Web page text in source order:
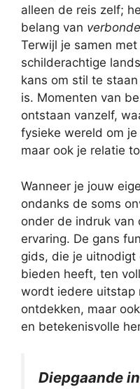
alleen de reis zelf;
belang van
Terwijl je samen
schilderachtige
kans om stil te
is. Momenten van
ontstaan vanzelf,
fysieke wereld om
maar ook je relatie
Wanneer je jouw
ondanks de soms
onder de indruk van
ervaring. De gans
gids, die je
bieden heeft, ten
wordt iedere uitstap
ontdekken, maar
en betekenisvolle
Diepgaande